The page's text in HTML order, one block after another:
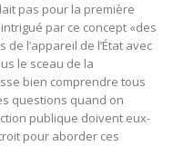
pas pour la première
par ce concept «des
l’appareil de l’État avec
le sceau de la
bien comprendre tous
questions quand on
publique doivent eux-
pour aborder ces